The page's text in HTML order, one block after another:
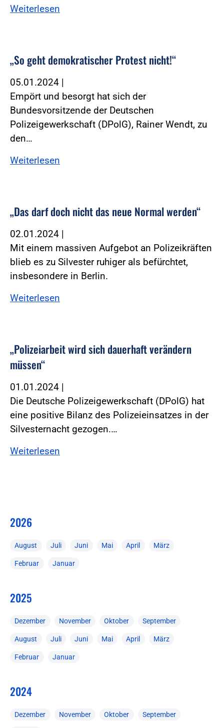
Weiterlesen
„So geht demokratischer Protest nicht!“
05.01.2024 |
Empört und besorgt hat sich der
Bundesvorsitzende der Deutschen
Polizeigewerkschaft (DPolG), Rainer Wendt, zu
den…
Weiterlesen
„Das darf doch nicht das neue Normal werden“
02.01.2024 |
Mit einem massiven Aufgebot an Polizeikräften
blieb es zu Silvester ruhiger als befürchtet,
insbesondere in Berlin.
Weiterlesen
„Polizeiarbeit wird sich dauerhaft verändern
müssen“
01.01.2024 |
Die Deutsche Polizeigewerkschaft (DPolG) hat
eine positive Bilanz des Polizeieinsatzes in der
Silvesternacht gezogen.…
Weiterlesen
2026
August Juli Juni Mai April März
Februar Januar
2025
Dezember November Oktober September
August Juli Juni Mai April März
Februar Januar
2024
Dezember November Oktober September